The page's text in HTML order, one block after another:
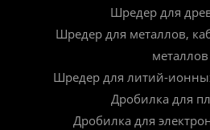
Шредер для
Шредер для металлов,
металлов
Шредер для литий-
Дробилка для
Дробилка для